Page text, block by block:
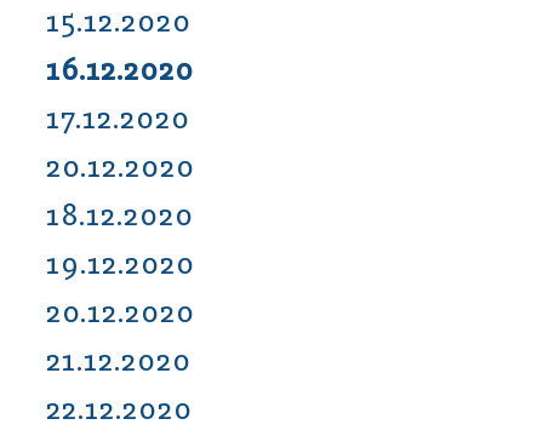
15.12.2020
16.12.2020
17.12.2020
20.12.2020
18.12.2020
19.12.2020
20.12.2020
21.12.2020
22.12.2020